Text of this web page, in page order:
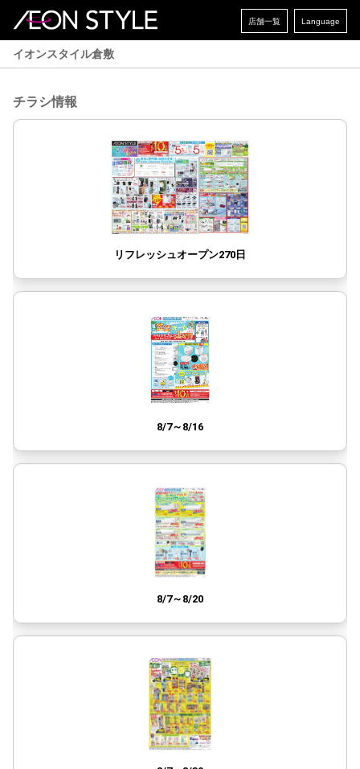
店舗一覧 Language
イオンスタイル倉敷
チラシ情報